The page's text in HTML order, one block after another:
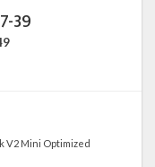
39
V2 Mini Optimized